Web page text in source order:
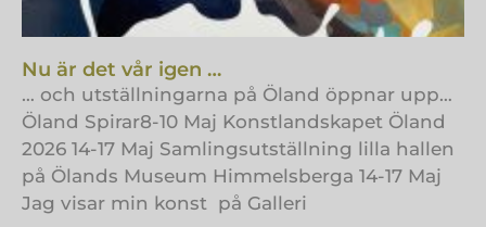
Nu är det vår igen …
… och utställningarna på Öland öppnar upp…
Öland Spirar8-10 Maj Konstlandskapet Öland
2026 14-17 Maj Samlingsutställning lilla hallen
på Ölands Museum Himmelsberga 14-17 Maj
Jag visar min konst på Galleri